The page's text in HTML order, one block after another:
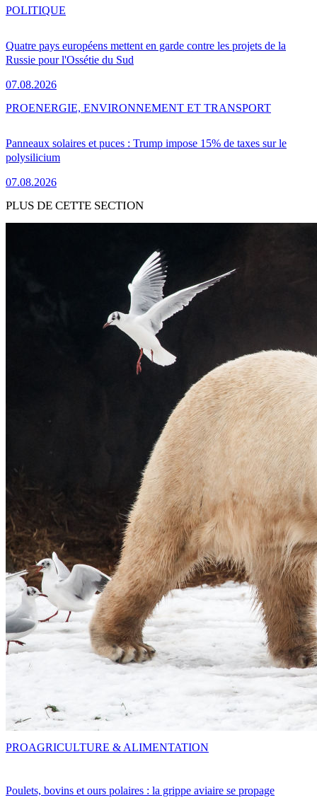
Quatre pays européens mettent en garde contre les projets de la
Russie pour l'Ossétie du Sud
07.08.2026
POLITIQUE
Panneaux solaires et puces : Trump impose 15% de taxes sur le
polysilicium
07.08.2026
PROENERGIE, ENVIRONNEMENT ET TRANSPORT
PLUS DE CETTE SECTION
Poulets, bovins et ours polaires : la grippe aviaire se propage
PROAGRICULTURE & ALIMENTATION